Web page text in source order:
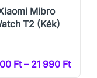
Mibro
T2 (Kék)
Ft – 21 990 Ft